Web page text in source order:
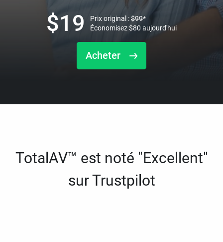
Acheter
$19 Prix original :$99*
Économisez$80 aujourd'hui
TotalAV™ est noté "Excellent"
sur Trustpilot